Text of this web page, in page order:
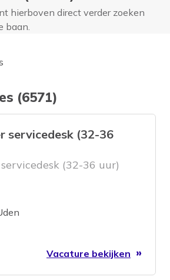
hierboven direct verder zoeken
baan.
(6571)
servicedesk (32-36
(32-36 uur)
Vacature bekijken